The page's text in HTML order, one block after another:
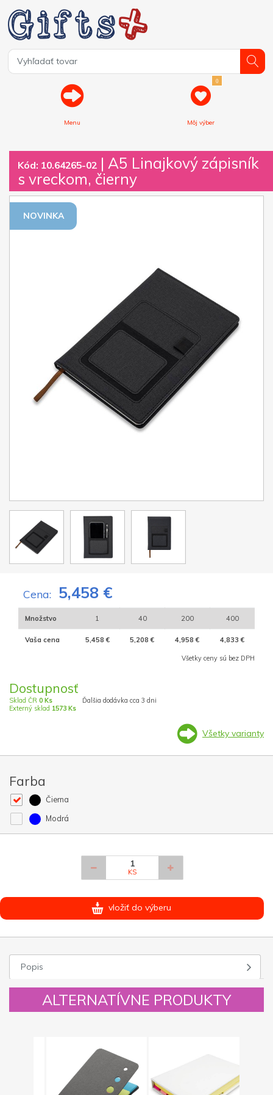
Menu
0
Môj výber
Kód: 10.64265-02 | A5 Linajkový zápisník
s vreckom, čierny
NOVINKA
Cena: 5,458 €
Množstvo 1 40 200 400
Vaša cena 5,458 € 5,208 € 4,958 € 4,833 €
Všetky ceny sú bez DPH
Dostupnosť
Sklad ČR 0 Ks
Externý sklad 1573 Ks
Ďalšia dodávka cca 3 dni
Všetky varianty
Farba
Čierna
Modrá
KS
vložiť do výberu
Popis
ALTERNATÍVNE PRODUKTY